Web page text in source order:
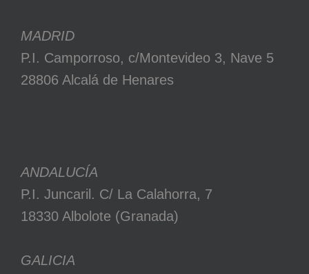
MADRID
P.I. Camporroso, c/Montevideo 3, Nave 5
28806 Alcalá de Henares
ANDALUCÍA
P.I. Juncaril. C/ La Calahorra, 7
18330 Albolote (Granada)
GALICIA